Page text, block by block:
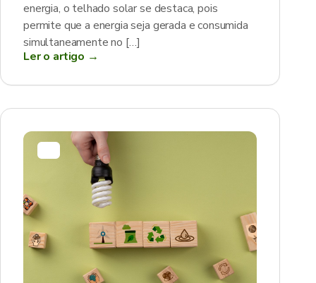
energia, o telhado solar se destaca, pois
permite que a energia seja gerada e consumida
simultaneamente no […]
Ler o artigo →